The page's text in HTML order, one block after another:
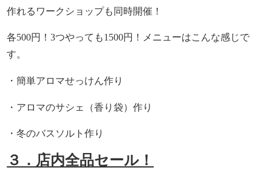
作れるワークショップも同時開催！
各500円！3つやっても1500円！メニューはこんな感じで
す。
・簡単アロマせっけん作り
・アロマのサシェ（香り袋）作り
・冬のバスソルト作り
３．店内全品セール！